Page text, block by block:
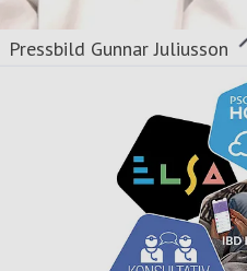
Pressbild Gunnar Juliusson